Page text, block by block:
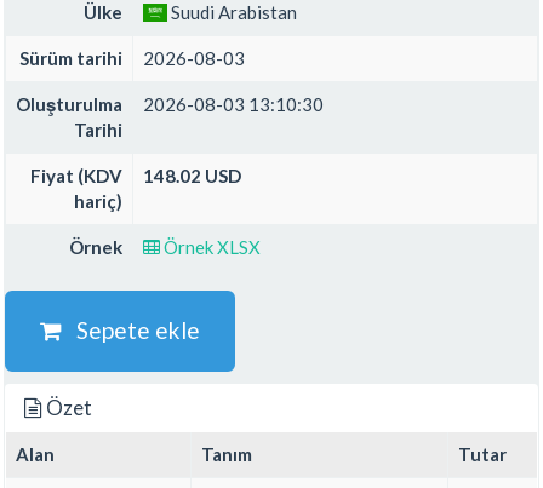
Ülke Suudi Arabistan
Sürüm tarihi 2026-08-03
Oluşturulma
Tarihi
2026-08-03 13:10:30
Fiyat (KDV
hariç)
148.02 USD
Örnek Örnek XLSX
Sepete ekle
Özet
Alan Tanım Tutar